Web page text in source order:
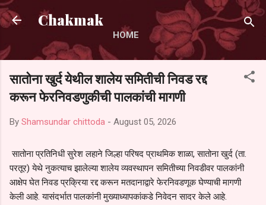
Skip to main content
Chakmak
HOME
सातोना खुर्द येथील शालेय समितीची निवड रद्द
करून फेरनिवडणुकीची पालकांची मागणी
By Shamsundar chittoda - August 05, 2026
सातोना प्रतिनिधी सुरेश लहाने जिल्हा परिषद प्राथमिक शाळा, सातोना खुर्द (ता.
परतूर) येथे नुकत्याच झालेल्या शालेय व्यवस्थापन समितीच्या निवडीवर पालकांनी
आक्षेप घेत निवड प्रक्रिया रद्द करून मतदानाद्वारे फेरनिवडणूक घेण्याची मागणी
केली आहे. यासंदर्भात पालकांनी मुख्याध्यापकांकडे निवेदन सादर केले आहे.